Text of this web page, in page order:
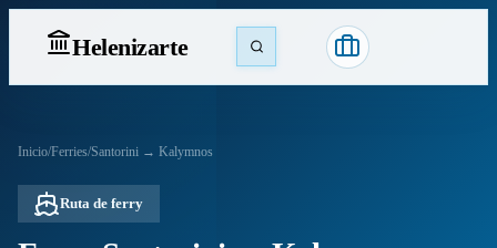
Helenizarte
Inicio/Ferries/Santorini → Kalymnos
Ruta de ferry